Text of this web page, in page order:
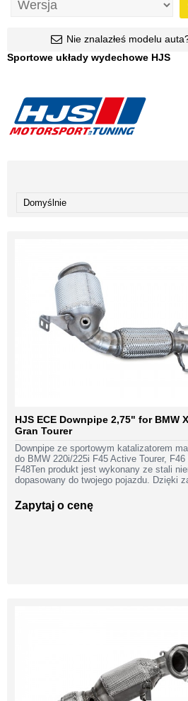
Nie znalazłeś modelu
Sportowe układy wydechowe HJS
HJS ECE Downpipe 2,75" for BMW
Gran Tourer
Downpipe ze sportowym katalizatorem
do BMW 220i/225i F45 Active Tourer,
F48Ten produkt jest wykonany ze stali
dopasowany do twojego pojazdu. Dzięki
Zapytaj o cenę